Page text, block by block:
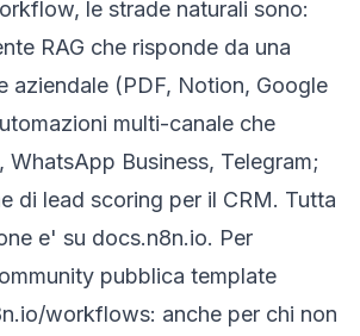
le strade naturali sono:
RAG che risponde da una
aziendale (PDF, Notion, Google
multi-canale che
WhatsApp Business, Telegram;
di lead scoring per il CRM. Tutta
e' su docs.n8n.io. Per
pubblica template
workflows: anche per chi non